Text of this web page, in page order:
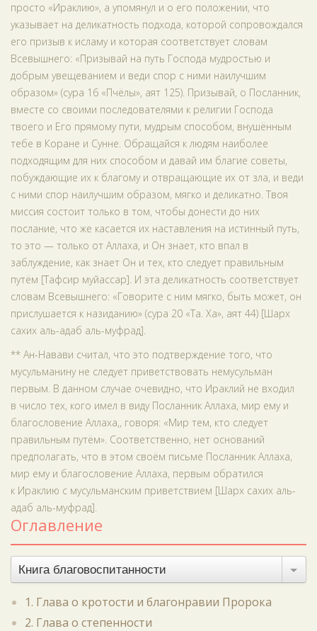
просто «Ираклию», а упомянул и о его положении, что
указывает на деликатность подхода, которой сопровождался
его призыв к исламу и которая соответствует словам
Всевышнего: «Призывай на путь Господа мудростью и
добрым увещеванием и веди спор с ними наилучшим
образом» (сура 16 «Пчёлы», аят 125). Призывай, о Посланник,
вместе со своими последователями к религии Господа
твоего и Его прямому пути, мудрым способом, внушённым
тебе в Коране и Сунне. Обращайся к людям наиболее
подходящим для них способом и давай им благие советы,
побуждающие их к благому и отвращающие их от зла, и веди
с ними спор наилучшим образом, мягко и деликатно. Твоя
миссия состоит только в том, чтобы донести до них
послание, что же касается их наставления на истинный путь,
то это — только от Аллаха, и Он знает, кто впал в
заблуждение, как знает Он и тех, кто следует правильным
путём [Тафсир муйассар]. И эта деликатность соответствует
словам Всевышнего: «Говорите с ним мягко, быть может, он
прислушается к назиданию» (сура 20 «Та. Ха», аят 44) [Шарх
сахих аль-адаб аль-муфрад].
** Ан-Навави считал, что это подтверждение того, что
мусульманину не следует приветствовать немусульман
первым. В данном случае очевидно, что Ираклий не входил
в число тех, кого имел в виду Посланник Аллаха, мир ему и
благословение Аллаха,, говоря: «Мир тем, кто следует
правильным путём». Соответственно, нет оснований
предполагать, что в этом своём письме Посланник Аллаха,
мир ему и благословение Аллаха, первым обратился
к Ираклию с мусульманским приветствием [Шарх сахих аль-
адаб аль-муфрад].
Оглавление
Книга благовоспитанности
1. Глава о кротости и благонравии Пророка
2. Глава о степенности